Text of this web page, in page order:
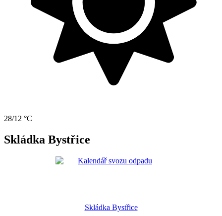
28/12 °C
Skládka Bystřice
Skládka Bystřice